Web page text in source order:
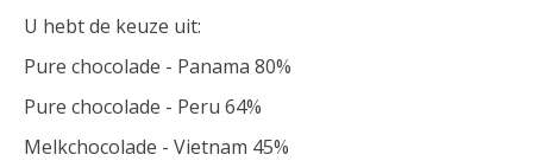
U hebt de keuze uit:
Pure chocolade - Panama 80%
Pure chocolade - Peru 64%
Melkchocolade - Vietnam 45%